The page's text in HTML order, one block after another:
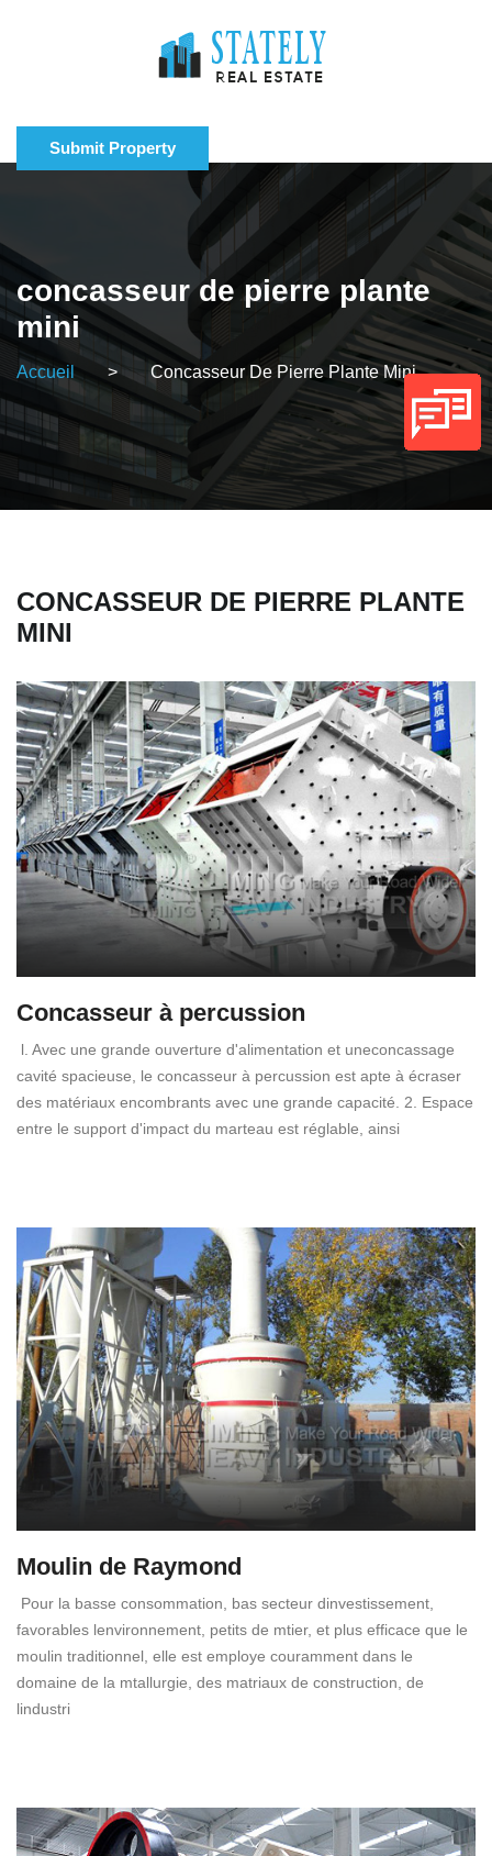
Submit Property
concasseur de pierre plante
mini
Accueil > Concasseur De Pierre Plante Mini
CONCASSEUR DE PIERRE PLANTE
MINI
Concasseur à percussion
l. Avec une grande ouverture d'alimentation et uneconcassage
cavité spacieuse, le concasseur à percussion est apte à écraser
des matériaux encombrants avec une grande capacité. 2. Espace
entre le support d'impact du marteau est réglable, ainsi
Moulin de Raymond
Pour la basse consommation, bas secteur dinvestissement,
favorables lenvironnement, petits de mtier, et plus efficace que le
moulin traditionnel, elle est employe couramment dans le
domaine de la mtallurgie, des matriaux de construction, de
lindustri